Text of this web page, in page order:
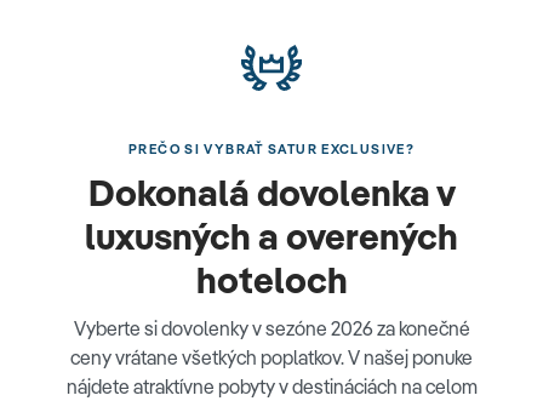
PREČO SI VYBRAŤ SATUR EXCLUSIVE?
Dokonalá dovolenka v
luxusných a overených
hoteloch
Vyberte si dovolenky v sezóne 2026 za konečné
ceny vrátane všetkých poplatkov. V našej ponuke
nájdete atraktívne pobyty v destináciách na celom